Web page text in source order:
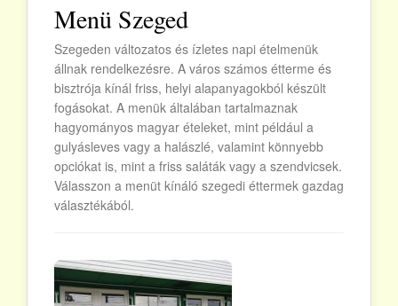
Menü Szeged
Szegeden változatos és ízletes napi ételmenük
állnak rendelkezésre. A város számos étterme és
bisztrója kínál friss, helyi alapanyagokból készült
fogásokat. A menük általában tartalmaznak
hagyományos magyar ételeket, mint például a
gulyásleves vagy a halászlé, valamint könnyebb
opciókat is, mint a friss saláták vagy a szendvicsek.
Válasszon a menüt kínáló szegedi éttermek gazdag
választékából.